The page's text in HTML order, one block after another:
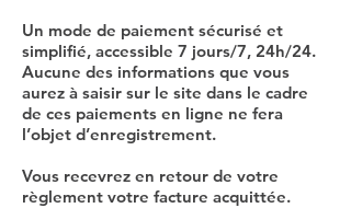
Un mode de paiement sécurisé et
simplifié, accessible 7 jours/7, 24h/24.
Aucune des informations que vous
aurez à saisir sur le site dans le cadre
de ces paiements en ligne ne fera
l’objet d’enregistrement.
Vous recevrez en retour de votre
règlement votre facture acquittée.